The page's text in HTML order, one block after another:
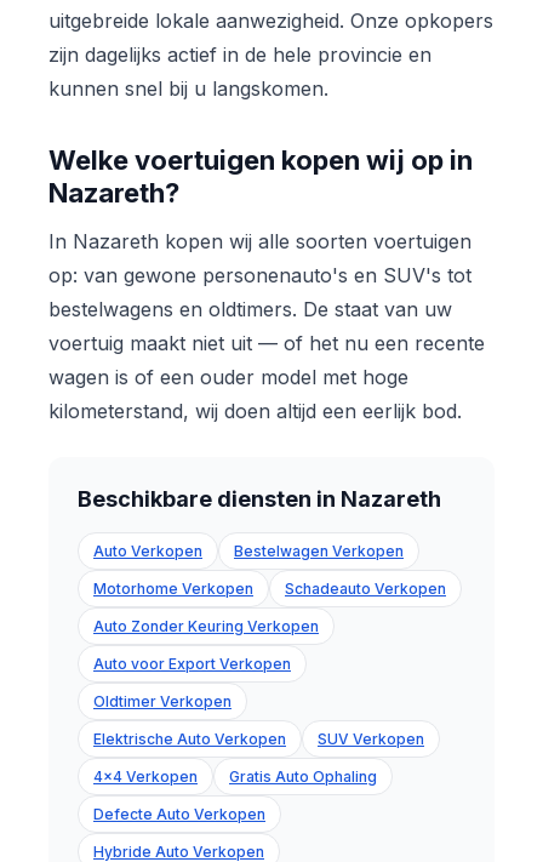
uitgebreide lokale aanwezigheid. Onze opkopers
zijn dagelijks actief in de hele provincie en
kunnen snel bij u langskomen.
Welke voertuigen kopen wij op in
Nazareth?
In Nazareth kopen wij alle soorten voertuigen
op: van gewone personenauto's en SUV's tot
bestelwagens en oldtimers. De staat van uw
voertuig maakt niet uit — of het nu een recente
wagen is of een ouder model met hoge
kilometerstand, wij doen altijd een eerlijk bod.
Beschikbare diensten in Nazareth
Auto Verkopen Bestelwagen Verkopen
Motorhome Verkopen Schadeauto Verkopen
Auto Zonder Keuring Verkopen
Auto voor Export Verkopen
Oldtimer Verkopen
Elektrische Auto Verkopen SUV Verkopen
4x4 Verkopen Gratis Auto Ophaling
Defecte Auto Verkopen
Hybride Auto Verkopen